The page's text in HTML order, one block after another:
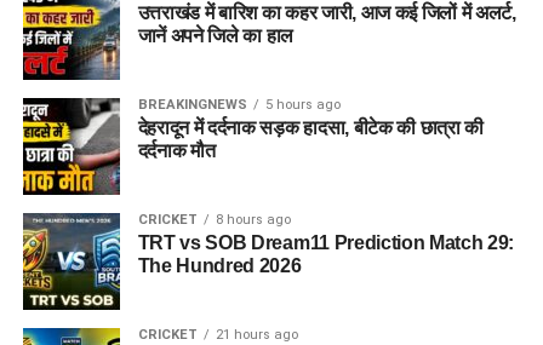
उत्तराखंड में बारिश का कहर जारी, आज कई जिलों में अलर्ट,
जानें अपने जिले का हाल
BREAKINGNEWS 5 hours ago
देहरादून में दर्दनाक सड़क हादसा, बीटेक की छात्रा की
दर्दनाक मौत
CRICKET 8 hours ago
TRT vs SOB Dream11 Prediction Match 29:
The Hundred 2026
CRICKET 21 hours ago